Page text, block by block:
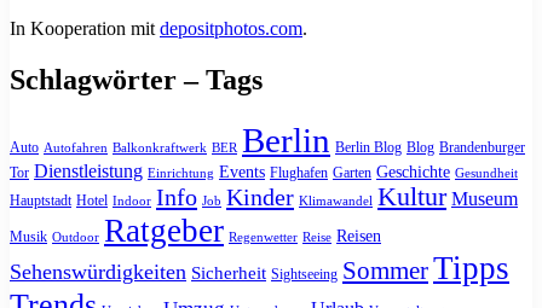
In Kooperation mit depositphotos.com.
Schlagwörter – Tags
Auto Autofahren Balkonkraftwerk BER Berlin Berlin Blog Blog Brandenburger
Tor Dienstleistung Einrichtung Events Flughafen Garten Geschichte Gesundheit
Hauptstadt Hotel Indoor Info Job Kinder Klimawandel Kultur Museum
Musik Outdoor Ratgeber Regenwetter Reise Reisen
Sehenswürdigkeiten Sicherheit Sightseeing SommerTipps